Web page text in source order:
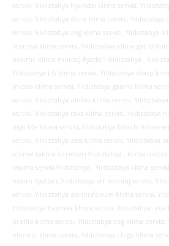
servisi, Yıldıztabya hyundai klima servisi,
servisi, Yıldıztabya duro klima servisi, Yıldıztabya
servisi, Yıldıztabya aeg klima servisi, Yıldıztabya
teknosa klima servisi, Yıldıztabya klima gaz
bakımı, klima montaj fiyatları Yıldıztabya ,
Yıldıztabya LG klima servisi, Yıldıztabya sharp
midea klima servisi, Yıldıztabya galanz klima
servisi, Yıldıztabya olefini klima servisi,
servisi, Yıldıztabya raks klima servisi, Yıldıztabya
high life klima servisi, Yıldıztabya hitachi klima
servisi, Yıldıztabya zass klima servisi, Yıldıztabya
sökme takma ücretleri Yıldıztabya , klima motor
taşıma servisi Yıldıztabya , Yıldıztabya klima
bakım fiyatları, Yıldıztabya vrf montaj servisi,
servisi, Yıldıztabya demirdöküm klima servisi,
Yıldıztabya baymak klima servisi, Yıldıztabya eca
profilo klima servisi, Yıldıztabya aeg klima servisi,
electric klima servisi, Yıldıztabya chigo klima